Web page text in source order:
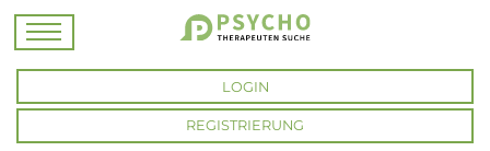
LOGIN
REGISTRIERUNG